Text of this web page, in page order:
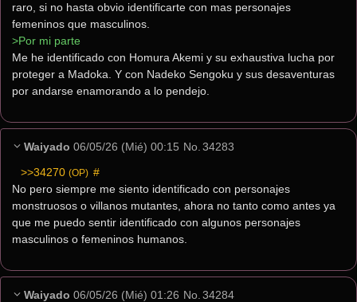
raro, si no hasta obvio identificarte con mas personajes
femeninos que masculinos.
>Por mi parte
Me he identificado con Homura Akemi y su exhaustiva lucha por
proteger a Madoka. Y con Nadeko Sengoku y sus desaventuras
por andarse enamorando a lo pendejo.
Waiyado 06/05/26 (Mié) 00:15 No. 34283
>>34270 (OP) #
No pero siempre me siento identificado con personajes
monstruosos o villanos mutantes, ahora no tanto como antes ya
que me puedo sentir identificado con algunos personajes
masculinos o femeninos humanos.
Waiyado 06/05/26 (Mié) 01:26 No. 34284